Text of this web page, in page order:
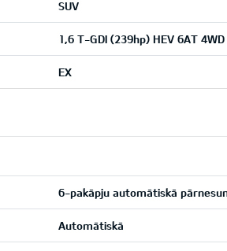
SUV
1,6 T-GDI (239hp) HEV 6AT 4WD
EX
6-pakāpju automātiskā
Automātiskā